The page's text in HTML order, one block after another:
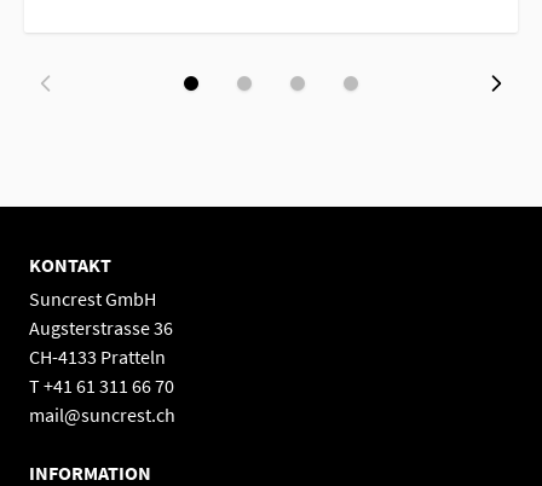
KONTAKT
Suncrest GmbH
Augsterstrasse 36
CH-4133 Pratteln
T +41 61 311 66 70
mail@suncrest.ch
INFORMATION